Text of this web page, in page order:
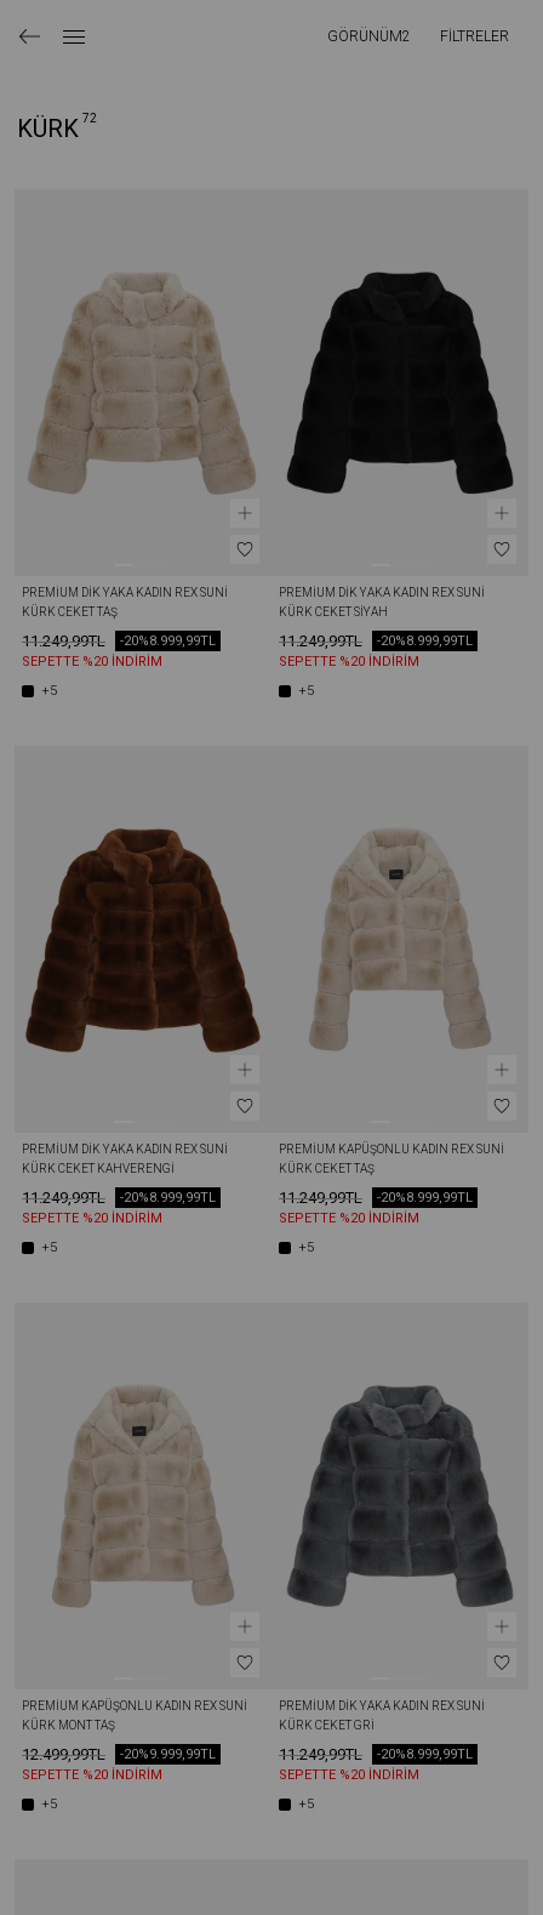
GÖRÜNÜM2 FİLTRELER
KÜRK 72
PREMIUM DIK YAKA KADIN REX SUNI
KÜRK CEKET TAŞ
11.249,99TL 8.999,99TL
-20%
SEPETTE %20 İNDİRİM
+5
PREMIUM DIK YAKA KADIN REX SUNI
KÜRK CEKET SIYAH
11.249,99TL 8.999,99TL
-20%
SEPETTE %20 İNDİRİM
+5
PREMIUM DIK YAKA KADIN REX SUNI
KÜRK CEKET KAHVERENGI
11.249,99TL 8.999,99TL
-20%
SEPETTE %20 İNDİRİM
+5
PREMIUM KAPÜŞONLU KADIN REX SUNI
KÜRK CEKET TAŞ
11.249,99TL 8.999,99TL
-20%
SEPETTE %20 İNDİRİM
+5
PREMIUM KAPÜŞONLU KADIN REX SUNI
KÜRK MONT TAŞ
12.499,99TL 9.999,99TL
-20%
SEPETTE %20 İNDİRİM
+5
PREMIUM DIK YAKA KADIN REX SUNI
KÜRK CEKET GRI
11.249,99TL 8.999,99TL
-20%
SEPETTE %20 İNDİRİM
+5